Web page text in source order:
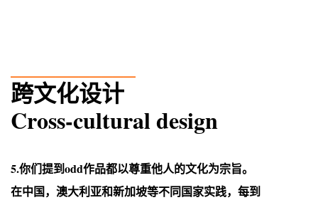
跨文化设计
Cross-cultural design
5.你们提到odd作品都以尊重他人的文化为宗旨。
在中国，澳大利亚和新加坡等不同国家实践，每到